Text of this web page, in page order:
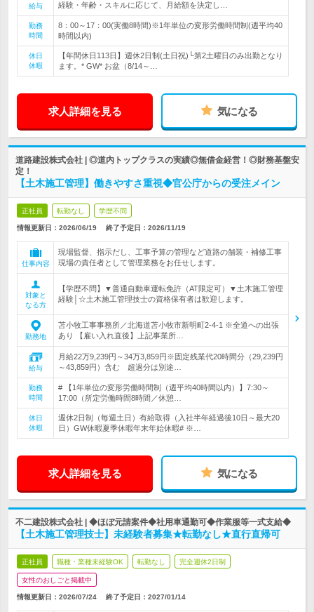
給与
経験・年齢・スキルに応じて、月給額を決定し…
勤務
時間
8：00～17：00(実働8時間)※1年単位の変形労働時間制(週平均40
時間以内)
休日
休暇
【年間休日113日】週休2日制(土日祝)└第2土曜日のみ出勤となり
ます。* GW* お盆（8/14～…
求人詳細を見る 気になる
道路建設株式会社 | ◎道内トップクラスの実績◎無借金経営！◎財務基盤安
定！
【土木施工管理】働きやすさ重視◆官公庁からの受注メイン
正社員 転勤なし 学歴不問
情報更新日：2026/06/19 終了予定日： 2026/11/19
仕事内容
現場監督、指示だし、工事予算の管理など道路の舗装・補修工事
現場の責任者として管理業務をお任せします。
対象と
なる方
【学歴不問】▼普通自動車運転免許（AT限定可）▼土木施工管理
経験│☆土木施工管理技士の資格保有者は歓迎します。
勤務地
苫小牧工事事務所／北海道苫小牧市新明町2-4-1 ※全道への出張
あり 【雇い入れ直後】上記事業所…
給与
月給22万9,239円～34万3,859円※固定残業代20時間分（29,239円
～43,859円）含む 超過分は別途…
勤務
時間
# 【1年単位の変形労働時間制（週平均40時間以内）】7:30～
17:00（所定労働時間8時間／休憩…
休日
休暇
週休2日制（毎週土日）有給取得（入社半年経過後10日～最大20
日）GW休暇夏季休暇年末年始休暇# ※…
求人詳細を見る 気になる
不二建設株式会社 | ◆ほぼ元請案件◆社用車通勤可◆作業服等一式支給◆
【土木施工管理技士】未経験者募集★転勤なし★直行直帰可
正社員 職種・業種未経験OK 転勤なし 完全週休2日制
女性のおしごと掲載中
情報更新日：2026/07/24 終了予定日： 2027/01/14